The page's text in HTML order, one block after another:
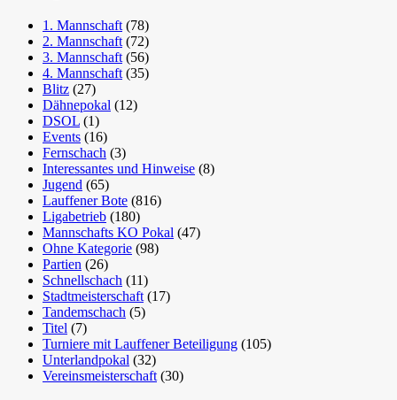
1. Mannschaft (78)
2. Mannschaft (72)
3. Mannschaft (56)
4. Mannschaft (35)
Blitz (27)
Dähnepokal (12)
DSOL (1)
Events (16)
Fernschach (3)
Interessantes und Hinweise (8)
Jugend (65)
Lauffener Bote (816)
Ligabetrieb (180)
Mannschafts KO Pokal (47)
Ohne Kategorie (98)
Partien (26)
Schnellschach (11)
Stadtmeisterschaft (17)
Tandemschach (5)
Titel (7)
Turniere mit Lauffener Beteiligung (105)
Unterlandpokal (32)
Vereinsmeisterschaft (30)